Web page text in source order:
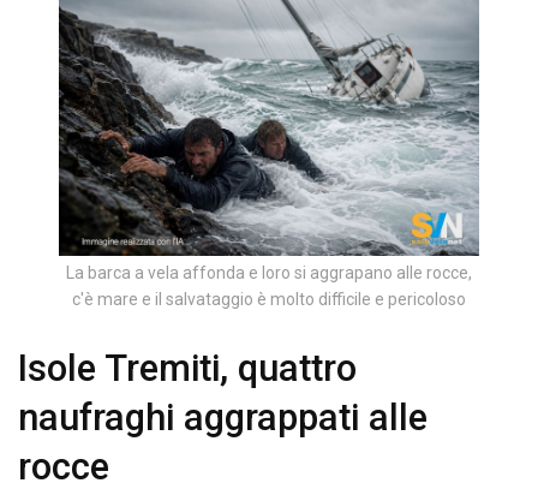
La barca a vela affonda e loro si aggrapano alle rocce,
c'è mare e il salvataggio è molto difficile e pericoloso
Isole Tremiti, quattro
naufraghi aggrappati alle
rocce